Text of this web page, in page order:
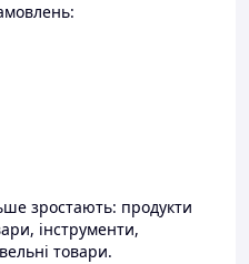
зростають: продукти
інструменти,
товари.